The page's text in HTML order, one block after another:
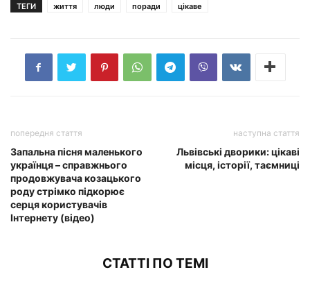
ТЕГИ життя люди поради цікаве
попередня стаття
Запальна пісня маленького
українця – справжнього
продовжувача козацького
роду стрімко підкорює
серця користувачів
Інтернету (відео)
наступна стаття
Львівські дворики: цікаві
місця, історії, таємниці
СТАТТІ ПО ТЕМІ